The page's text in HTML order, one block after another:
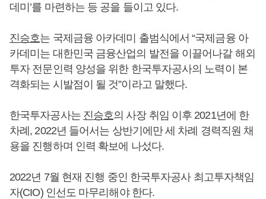
데미’를 마련하는 등 공을 들이고 있다.
진승호는 국제금융 아카데미 출범식에서 “국제금융 아
카데미는 대한민국 금융산업의 발전을 이끌어나갈 해외
투자 전문인력 양성을 위한 한국투자공사의 노력이 본
격화되는 시발점이 될 것”이라고 말했다.
한국투자공사는 진승호의 사장 취임 이후 2021년에 한
차례, 2022년 들어서는 상반기에만 세 차례 경력직원 채
용을 진행하며 인력 확보에 나섰다.
2022년 7월 현재 진행 중인 한국투자공사 최고투자책임
자(CIO) 인선도 마무리해야 한다.